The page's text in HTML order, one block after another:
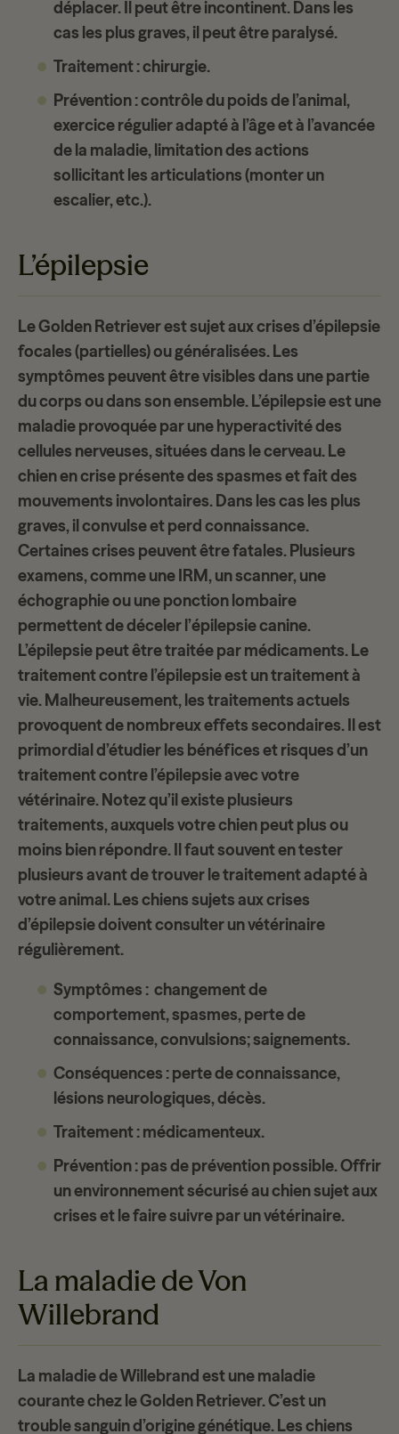
déplacer. Il peut être incontinent. Dans les
cas les plus graves, il peut être paralysé.
Traitement: chirurgie.
Prévention: contrôle du poids de l’animal,
exercice régulier adapté à l’âge et à l’avancée
de la maladie, limitation des actions
sollicitant les articulations (monter un
escalier, etc.).
L’épilepsie
Le Golden Retriever est sujet auxcrises d’épilepsie
focales(partielles) ougénéralisées. Les
symptômes peuvent être visibles dans une partie
du corps ou dans son ensemble. L’épilepsie est une
maladie provoquée par unehyperactivité des
cellules nerveuses, situées dans le cerveau. Le
chien en crise présente des spasmes et fait des
mouvements involontaires. Dans les cas les plus
graves, il convulse et perd connaissance.
Certaines crises peuvent être fatales. Plusieurs
examens, comme une IRM, un scanner, une
échographie ou une ponction lombaire
permettent de déceler l’épilepsie canine.
L’épilepsie peut être traitée par médicaments. Le
traitement contre l’épilepsie est un traitement à
vie. Malheureusement, les traitements actuels
provoquent de nombreuxeffets secondaires. Il est
primordial d’étudier les bénéfices et risques d’un
traitement contre l’épilepsie avec votre
vétérinaire. Notez qu’il existe plusieurs
traitements, auxquels votre chien peut plus ou
moins bien répondre. Il faut souvent en tester
plusieurs avant de trouver letraitement adaptéà
votre animal. Les chiens sujets aux crises
d’épilepsie doivent consulter un vétérinaire
régulièrement.
Symptômes : changement de
comportement, spasmes, perte de
connaissance, convulsions; saignements.
Conséquences : perte de connaissance,
lésions neurologiques, décès.
Traitement: médicamenteux.
Prévention: pas de prévention possible. Offrir
un environnement sécurisé au chien sujet aux
crises et le faire suivre par un vétérinaire.
La maladie de Von
Willebrand
La maladie de Willebrandest une maladie
courante chez le Golden Retriever. C’est un
trouble sanguin d’origine génétique. Les chiens